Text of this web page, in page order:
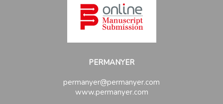
PERMANYER
permanyer@permanyer.com
www.permanyer.com